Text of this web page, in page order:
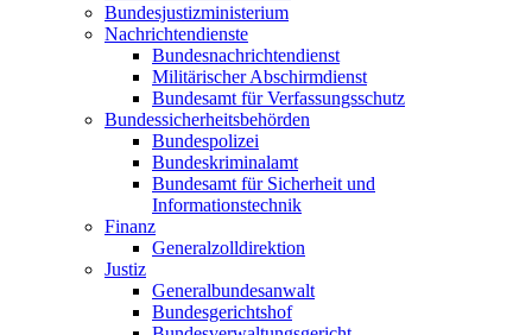
Bundesjustizministerium
Nachrichtendienste
Bundesnachrichtendienst
Militärischer Abschirmdienst
Bundesamt für Verfassungsschutz
Bundessicherheitsbehörden
Bundespolizei
Bundeskriminalamt
Bundesamt für Sicherheit und
Informationstechnik
Finanz
Generalzolldirektion
Justiz
Generalbundesanwalt
Bundesgerichtshof